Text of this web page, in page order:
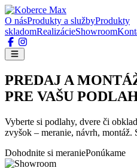
O násProdukty a službyProdukty
skladomRealizácieShowroom
PREDAJ A
PRE VAŠU
Vyberte si podlahy, dvere či
zvyšok – meranie, návrh, montáž.
Dohodnite si meraniePonúkame